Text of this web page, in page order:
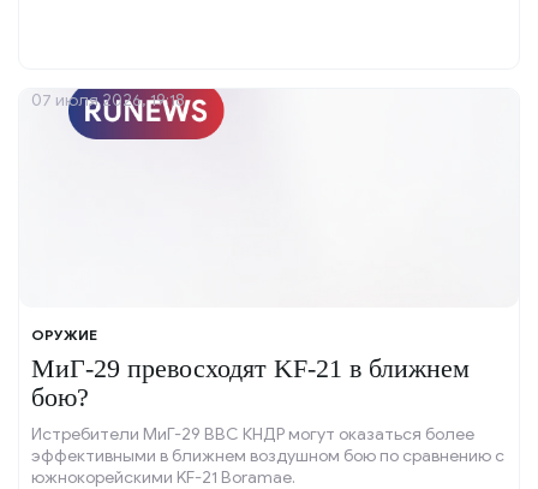
ОРУЖИЕ
МиГ-29 превосходят KF-21 в ближнем
бою?
Истребители МиГ-29 ВВС КНДР могут оказаться более
эффективными в ближнем воздушном бою по сравнению с
южнокорейскими KF-21 Boramae.
07 июля 2026, 19:18